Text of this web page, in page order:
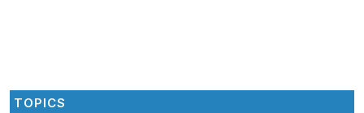
TOPICS